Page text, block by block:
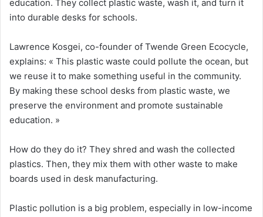
education. They collect plastic waste, wash it, and turn it
into durable desks for schools.
Lawrence Kosgei, co-founder of Twende Green Ecocycle,
explains: « This plastic waste could pollute the ocean, but
we reuse it to make something useful in the community.
By making these school desks from plastic waste, we
preserve the environment and promote sustainable
education. »
How do they do it? They shred and wash the collected
plastics. Then, they mix them with other waste to make
boards used in desk manufacturing.
Plastic pollution is a big problem, especially in low-income